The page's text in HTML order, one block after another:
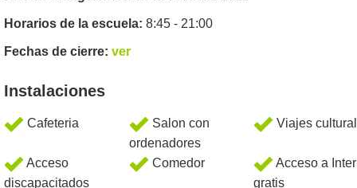
Horarios de la escuela: 8:45 - 21:00
Fechas de cierre: ver
Instalaciones
Cafeteria
Salon con
ordenadores
Viajes
Acceso
discapacitados
Comedor
Acceso a
gratis